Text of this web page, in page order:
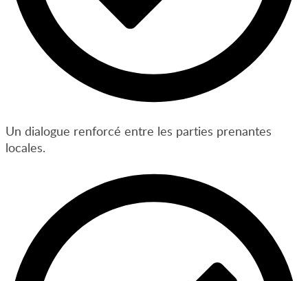
Un dialogue renforcé entre les parties prenantes
locales.